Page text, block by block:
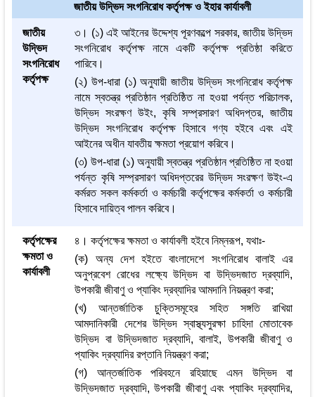
জাতীয় উদ্ভিদ সংগনিরোধ কর্তৃপক্ষ ও ইহার কার্যাবলী
জাতীয়
উদ্ভিদ
সংগনিরোধ
কর্তৃপক্ষ
৩। (১) এই আইনের উদ্দেশ্য পূরণকল্পে সরকার, জাতীয় উদ্ভিদ
সংগনিরোধ কর্তৃপক্ষ নামে একটি কর্তৃপক্ষ প্রতিষ্ঠা করিতে
পারিবে।
(২) উপ-ধারা (১) অনুযায়ী জাতীয় উদ্ভিদ সংগনিরোধ কর্তৃপক্ষ
নামে স্বতন্ত্র প্রতিষ্ঠান প্রতিষ্ঠিত না হওয়া পর্যন্ত পরিচালক,
উদ্ভিদ সংরক্ষণ উইং, কৃষি সম্প্রসারণ অধিদপ্তর, জাতীয়
উদ্ভিদ সংগনিরোধ কর্তৃপক্ষ হিসাবে গণ্য হইবে এবং এই
আইনের অধীন যাবতীয় ক্ষমতা প্রয়োগ করিবে।
(৩) উপ-ধারা (১) অনুযায়ী স্বতন্ত্র প্রতিষ্ঠান প্রতিষ্ঠিত না হওয়া
পর্যন্ত কৃষি সম্প্রসারণ অধিদপ্তরের উদ্ভিদ সংরক্ষণ উইং-এ
কর্মরত সকল কর্মকর্তা ও কর্মচারী কর্তৃপক্ষের কর্মকর্তা ও কর্মচারী
হিসাবে দায়িত্ব পালন করিবে।
কর্তৃপক্ষের
ক্ষমতা ও
কার্যাবলী
৪। কর্তৃপক্ষের ক্ষমতা ও কার্যাবলী হইবে নিম্নরূপ, যথাঃ-
(ক) অন্য দেশ হইতে বাংলাদেশে সংগনিরোধ বালাই এর
অনুপ্রবেশ রোধের লক্ষ্যে উদ্ভিদ বা উদ্ভিদজাত দ্রব্যাদি,
উপকারী জীবাণু ও প্যাকিং দ্রব্যাদির আমদানি নিয়ন্ত্রণ করা;
(খ) আন্তর্জাতিক চুক্তিসমূহের সহিত সঙ্গতি রাখিয়া
আমদানিকারী দেশের উদ্ভিদ স্বাস্থ্যসুরক্ষা চাহিদা মোতাবেক
উদ্ভিদ বা উদ্ভিদজাত দ্রব্যাদি, বালাই, উপকারী জীবাণু ও
প্যাকিং দ্রব্যাদির রপ্তানি নিয়ন্ত্রণ করা;
(গ) আন্তর্জাতিক পরিবহনে রহিয়াছে এমন উদ্ভিদ বা
উদ্ভিদজাত দ্রব্যাদি, উপকারী জীবাণু এবং প্যাকিং দ্রব্যাদির,